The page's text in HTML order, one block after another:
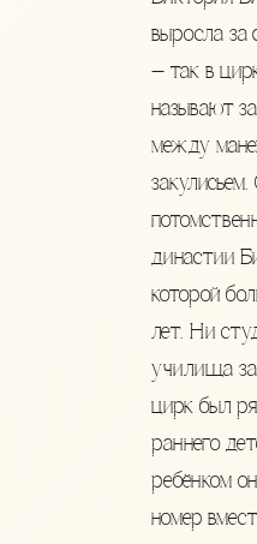
выросла за
— так в
называют
между
закулисьем.
династии
которой
лет. Ни
училища за
цирк был
раннего
ребёнком
номер